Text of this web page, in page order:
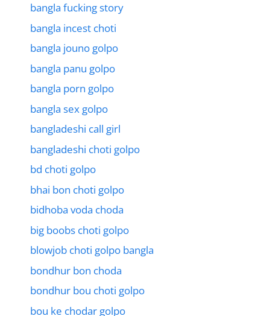
bangla fucking story
bangla incest choti
bangla jouno golpo
bangla panu golpo
bangla porn golpo
bangla sex golpo
bangladeshi call girl
bangladeshi choti golpo
bd choti golpo
bhai bon choti golpo
bidhoba voda choda
big boobs choti golpo
blowjob choti golpo bangla
bondhur bon choda
bondhur bou choti golpo
bou ke chodar golpo